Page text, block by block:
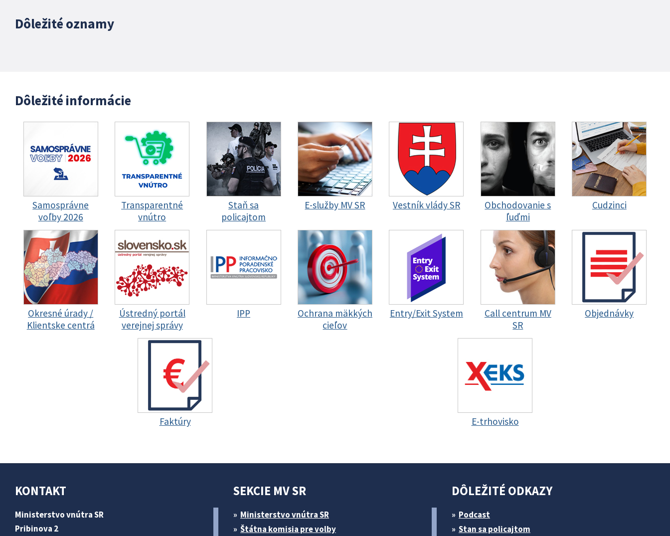
Dôležité oznamy
Dôležité informácie
Samosprávne
voľby 2026
Transparentné
vnútro
Staň sa
policajtom
E-služby MV SR Vestník vlády SR
Obchodovanie s
ľuďmi
Cudzinci
Okresné úrady /
Klientske centrá
Ústredný portál
verejnej správy
IPP
Ochrana mäkkých
cieľov
Entry/Exit System
Call centrum MV
SR
Objednávky
Faktúry E-trhovisko
KONTAKT
Ministerstvo vnútra SR
Pribinova 2
SEKCIE MV SR
Ministerstvo vnútra SR
Štátna komisia pre volby
DÔLEŽITÉ ODKAZY
Podcast
Stan sa policajtom